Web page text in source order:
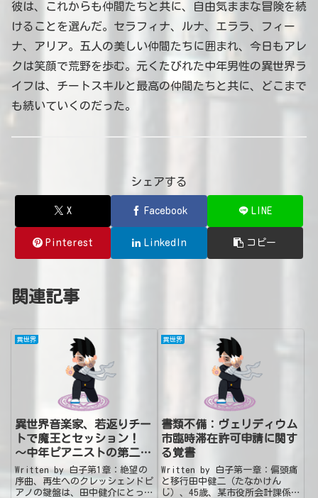
彼は、これからも仲間たちと共に、自由気ままな冒険を続
けることを選んだ。セラフィナ、ルナ、エララ、フィー
ナ、アリア。五人の美しい仲間たちに囲まれ、今日もアレ
クは笑顔で荒野を歩む。元くたびれた中年男性の異世界ラ
イフは、チートスキルと最高の仲間たちと共に、どこまで
も続いていくのだった。
シェアする
X Facebook LINE
Pinterest LinkedIn コピー
関連記事
異世界
異世界音楽家、若返りチー
トで魔王とセッション！
～中年ピアニストの第二の
人生はハーレムと大冒険～
Written by 白子第1章：絶望の
序曲、再生へのクレッシェンドピ
アノの鍵盤は、田中健介にとって
異世界
書類不備：ヴェリディウム
市臨時滞在許可申請に関す
る覚書
Written by 白子第一章：偏頭痛
と移行田中健二（たなかけん
じ）、45歳、某市役所会計課係